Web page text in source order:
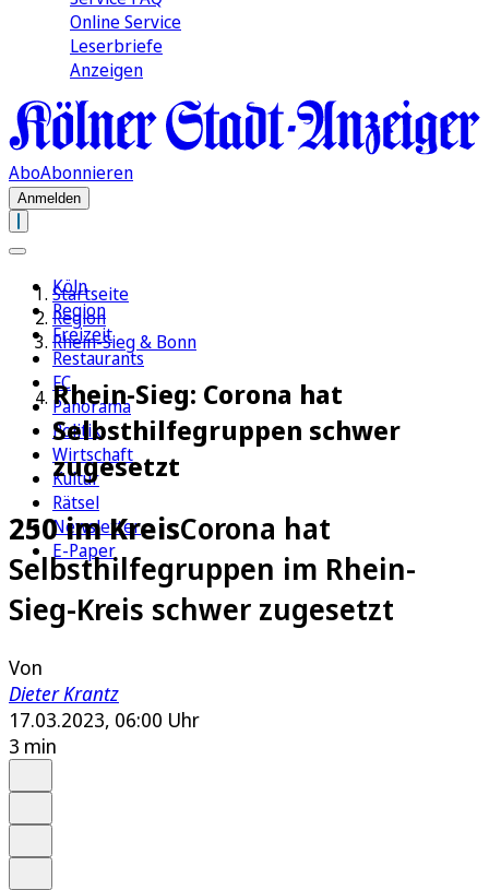
Online Service
Leserbriefe
Anzeigen
AboAbonnieren
Anmelden
Köln
Region
Freizeit
Restaurants
FC
Panorama
Politik
Wirtschaft
Kultur
Rätsel
Newsletter
E-Paper
Startseite
Region
Rhein-Sieg & Bonn
Rhein-Sieg: Corona hat
Selbsthilfegruppen schwer
zugesetzt
250 im KreisCorona hat
Selbsthilfegruppen im Rhein-
Sieg-Kreis schwer zugesetzt
Von
Dieter Krantz
17.03.2023, 06:00 Uhr
3 min